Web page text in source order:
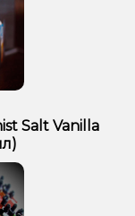
Salt Vanilla